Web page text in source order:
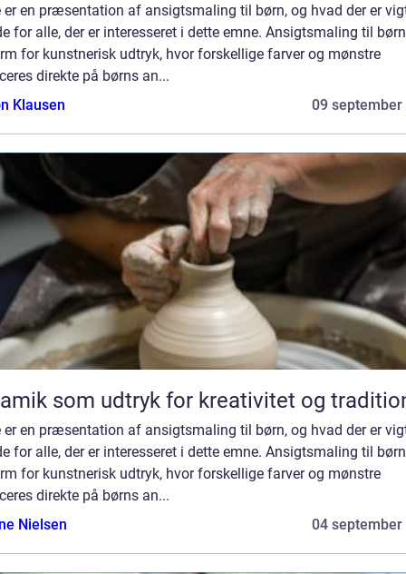
er en præsentation af ansigtsmaling til børn, og hvad der er
for alle, der er interesseret i dette emne. Ansigtsmaling til
for kunstnerisk udtryk, hvor forskellige farver og mønstre
direkte på børns an...
Klausen
09 september
som udtryk for kreativitet og
er en præsentation af ansigtsmaling til børn, og hvad der er
for alle, der er interesseret i dette emne. Ansigtsmaling til
for kunstnerisk udtryk, hvor forskellige farver og mønstre
direkte på børns an...
Nielsen
04 september